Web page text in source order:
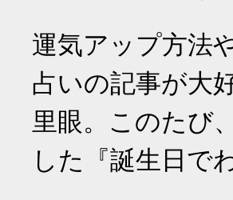
運気アップ方法
占いの記事が大
里眼。このたび
した『誕生日